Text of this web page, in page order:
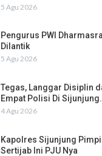
5 Agu 2026
Pengurus PWI
Dilantik
5 Agu 2026
Tegas, Langgar Disiplin
Empat Polisi Di
4 Agu 2026
Kapolres Sijunjung
Sertijab Ini PJU Nya